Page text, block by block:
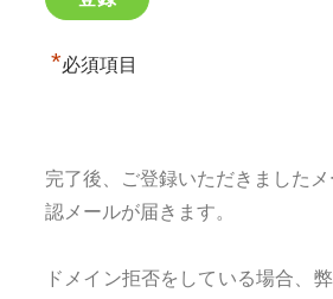
*必須項目
完了後、ご登録いただきました
認メールが届きます。
ドメイン拒否をしている場合、